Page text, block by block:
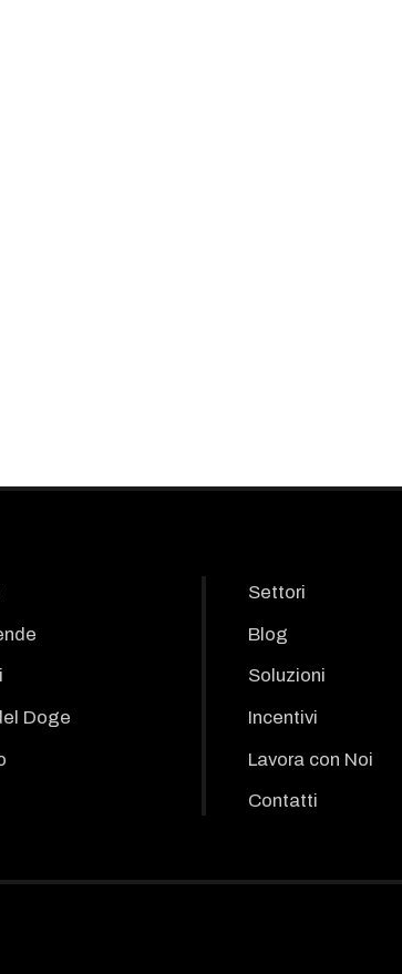
Doge
Settori
Blog
Soluzioni
Incentivi
Lavora con Noi
Contatti